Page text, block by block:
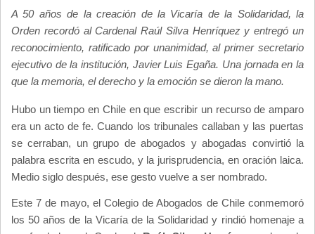
A 50 años de la creación de la Vicaría de la Solidaridad, la
Orden recordó al Cardenal Raúl Silva Henríquez y entregó un
reconocimiento, ratificado por unanimidad, al primer secretario
ejecutivo de la institución, Javier Luis Egaña. Una jornada en la
que la memoria, el derecho y la emoción se dieron la mano.
Hubo un tiempo en Chile en que escribir un recurso de amparo
era un acto de fe. Cuando los tribunales callaban y las puertas
se cerraban, un grupo de abogados y abogadas convirtió la
palabra escrita en escudo, y la jurisprudencia, en oración laica.
Medio siglo después, ese gesto vuelve a ser nombrado.
Este 7 de mayo, el Colegio de Abogados de Chile conmemoró
los 50 años de la Vicaría de la Solidaridad y rindió homenaje a